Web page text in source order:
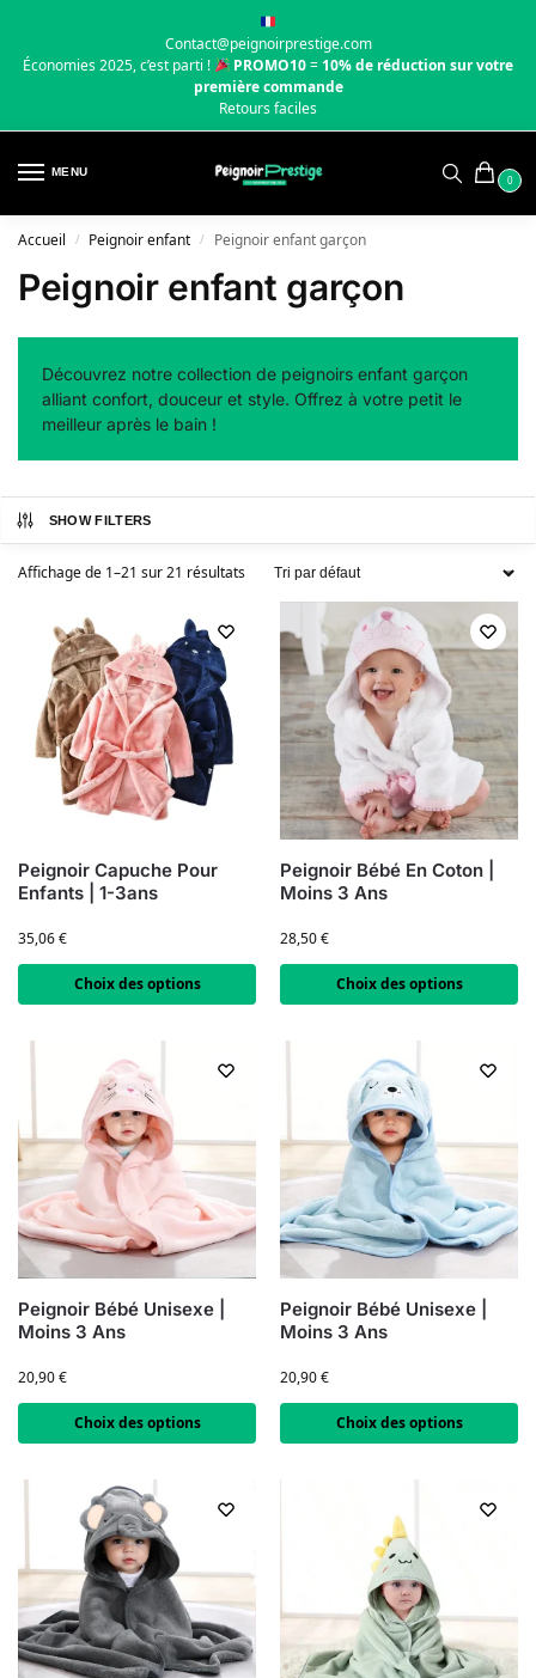
Contact@peignoirprestige.com
Économies 2025, c’est parti !
PROMO10=10% de réduction sur votre
première commande
Retours faciles
MENU
0
Accueil / Peignoir enfant / Peignoir enfant garçon
Peignoir enfant garçon
Découvrez notre collection de peignoirs enfant garçon
alliant confort, douceur et style. Offrez à votre petit le
meilleur après le bain !
SHOW FILTERS
Affichage de 1–21 sur 21 résultats
Peignoir Capuche Pour
Enfants | 1-3ans
35,06€
Choix des options
Peignoir Bébé En Coton |
Moins 3 Ans
28,50€
Choix des options
Peignoir Bébé Unisexe |
Moins 3 Ans
20,90€
Choix des options
Peignoir Bébé Unisexe |
Moins 3 Ans
20,90€
Choix des options